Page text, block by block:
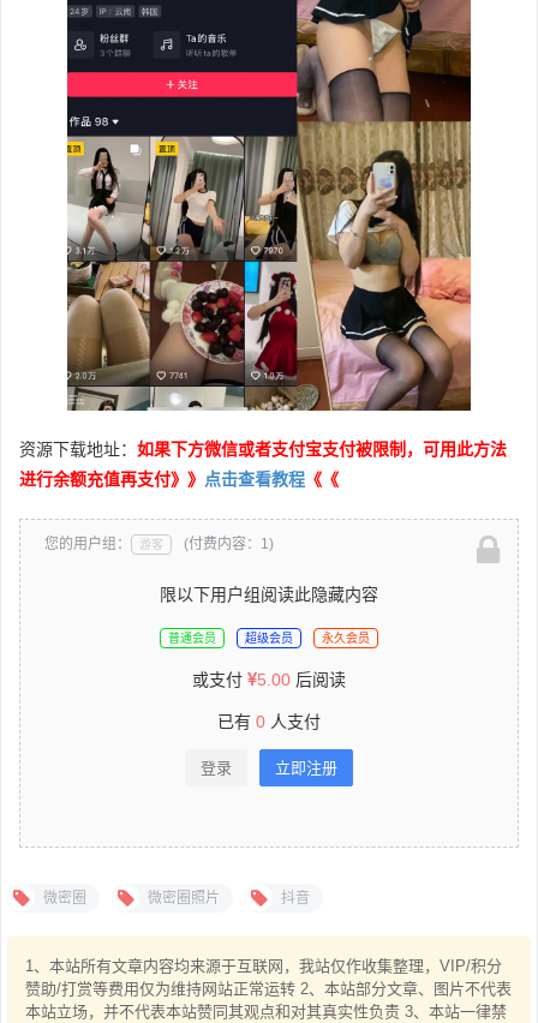
资源下载地址： 如果下方微信或者支付宝支付被限制，可用此方法
进行余额充值再支付》》 点击查看教程 《《
您的用户组： 游客 (付费内容：1)
限以下用户组阅读此隐藏内容
普通会员 超级会员 永久会员
或支付 5.00 后阅读
已有 0 人支付
登录 立即注册
微密圈 微密圈照片 抖音
1、本站所有文章内容均来源于互联网，我站仅作收集整理，VIP/积分
赞助/打赏等费用仅为维持网站正常运转 2、本站部分文章、图片不代表
本站立场，并不代表本站赞同其观点和对其真实性负责 3、本站一律禁